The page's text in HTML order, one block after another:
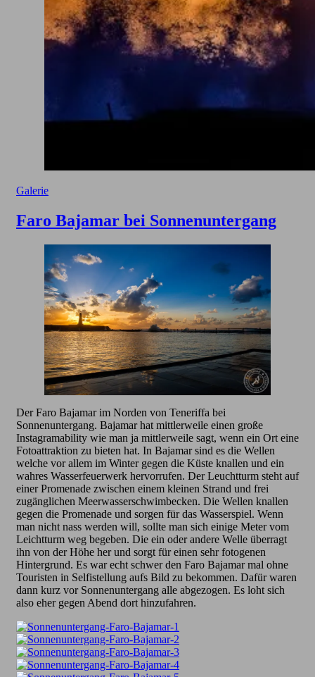
Galerie
Faro Bajamar bei Sonnenuntergang
Der Faro Bajamar im Norden von Teneriffa bei
Sonnenuntergang. Bajamar hat mittlerweile einen große
Instagramability wie man ja mittlerweile sagt, wenn ein Ort eine
Fotoattraktion zu bieten hat. In Bajamar sind es die Wellen
welche vor allem im Winter gegen die Küste knallen und ein
wahres Wasserfeuerwerk hervorrufen. Der Leuchtturm steht auf
einer Promenade zwischen einem kleinen Strand und frei
zugänglichen Meerwasserschwimbecken. Die Wellen knallen
gegen die Promenade und sorgen für das Wasserspiel. Wenn
man nicht nass werden will, sollte man sich einige Meter vom
Leichtturm weg begeben. Die ein oder andere Welle überragt
ihn von der Höhe her und sorgt für einen sehr fotogenen
Hintergrund. Es war echt schwer den Faro Bajamar mal ohne
Touristen in Selfistellung aufs Bild zu bekommen. Dafür waren
dann kurz vor Sonnenuntergang alle abgezogen. Es loht sich
also eher gegen Abend dort hinzufahren.